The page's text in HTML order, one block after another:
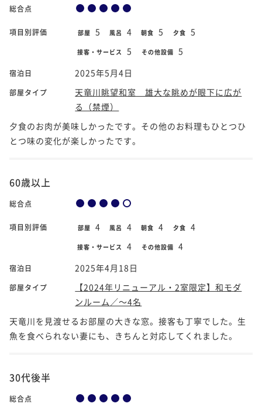
総合点
項目別評価 部屋 5 風呂 4 朝食 5 夕食 5
接客・サービス 5 その他設備 5
宿泊日 2025年5月4日
部屋タイプ
天竜川眺望和室 雄大な眺めが眼下に広が
る（禁煙）
夕食のお肉が美味しかったです。その他のお料理もひとつひ
とつ味の変化が楽しかったです。
60歳以上
総合点
項目別評価 部屋 4 風呂 4 朝食 4 夕食 4
接客・サービス 4 その他設備 4
宿泊日 2025年4月18日
部屋タイプ
【2024年リニューアル・2室限定】和モダ
ンルーム／～4名
天竜川を見渡せるお部屋の大きな窓。接客も丁寧でした。生
魚を食べられない妻にも、きちんと対応してくれました。
30代後半
総合点